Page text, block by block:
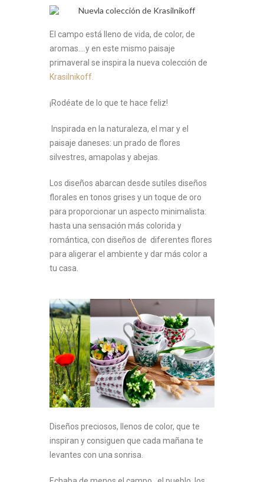
El campo está lleno de vida, de color, de
aromas….y en este mismo paisaje
primaveral se inspira la nueva colección de
Krasilnikoff.
¡Rodéate de lo que te hace feliz!
Inspirada en la naturaleza, el mar y el
paisaje daneses: un prado de flores
silvestres, amapolas y abejas.
Los diseños abarcan desde sutiles diseños
florales en tonos grises y un toque de oro
para proporcionar un aspecto minimalista:
hasta una sensación más colorida y
romántica, con diseños de diferentes flores
para aligerar el ambiente y dar más color a
tu casa.
Diseños preciosos, llenos de color, que te
inspiran y consiguen que cada mañana te
levantes con una sonrisa.